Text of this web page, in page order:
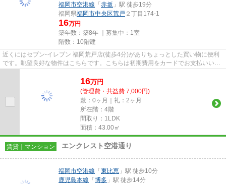
福岡市空港線 「赤坂 」駅 徒歩19分
福岡県福岡市中央区荒戸 ２丁目174-1
16万円
築年数：築8年 ｜募集中： 1室
階数：10階建
近くにはセブン‐イレブン 福岡荒戸店(徒歩4分)がありちょっとした買い物に便利
です。眺望良好な物件はこちらです。こちらは初期費用をカードでお支払いいた
だける物件なので、支払い手...
16万円
(管理費・共益費 7,000円)
敷：0ヶ月｜礼：2ヶ月
所在階：4階
間取り：1LDK
面積：43.00㎡
賃貸｜マンション エンクレスト空港通り
福岡市空港線 「東比恵 」駅 徒歩10分
鹿児島本線 「博多 」駅 徒歩14分